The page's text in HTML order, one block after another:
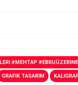
#MEHTAP
GRAFIK TASARIM